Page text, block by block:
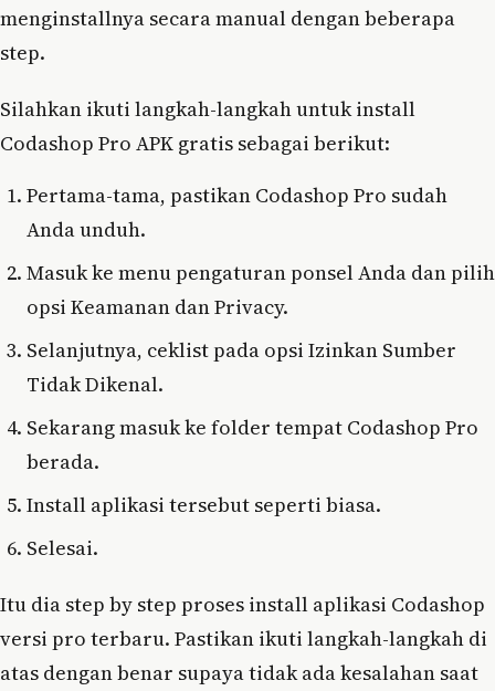
menginstallnya secara manual dengan beberapa
step.
Silahkan ikuti langkah-langkah untuk install
Codashop Pro APK gratis sebagai berikut:
Pertama-tama, pastikan Codashop Pro sudah
Anda unduh.
Masuk ke menu pengaturan ponsel Anda dan pilih
opsi Keamanan dan Privacy.
Selanjutnya, ceklist pada opsi Izinkan Sumber
Tidak Dikenal.
Sekarang masuk ke folder tempat Codashop Pro
berada.
Install aplikasi tersebut seperti biasa.
Selesai.
Itu dia step by step proses install aplikasi Codashop
versi pro terbaru. Pastikan ikuti langkah-langkah di
atas dengan benar supaya tidak ada kesalahan saat